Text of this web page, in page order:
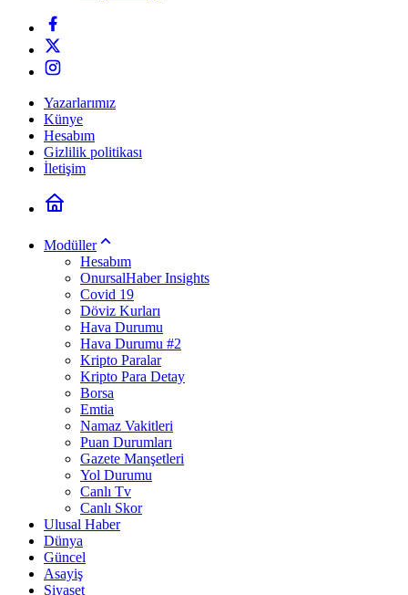
Yazarlarımız
Künye
Hesabım
Gizlilik politikası
İletişim
Modüller
Hesabım
OnursalHaber Insights
Covid 19
Döviz Kurları
Hava Durumu
Hava Durumu #2
Kripto Paralar
Kripto Para Detay
Borsa
Emtia
Namaz Vakitleri
Puan Durumları
Gazete Manşetleri
Yol Durumu
Canlı Tv
Canlı Skor
Ulusal Haber
Dünya
Güncel
Asayiş
Siyaset